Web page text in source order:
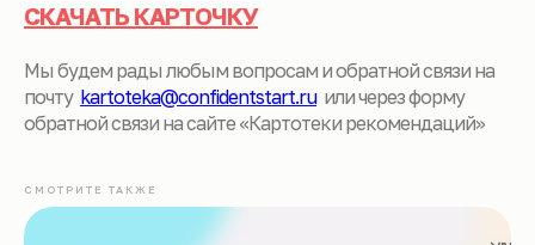
СКАЧАТЬ КАРТОЧКУ
Мы будем рады любым вопросам и обратной связи на
почту kartoteka@confidentstart.ruили через форму
обратной связи на сайте «Картотеки рекомендаций»
СМОТРИТЕ ТАКЖЕ